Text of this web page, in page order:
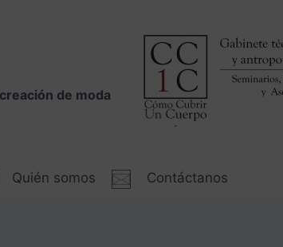
de moda
Quién somos Contáctanos